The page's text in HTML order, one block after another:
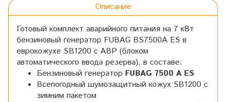
Описание
Готовый комплект аварийного питания на 7 кВт
бензиновый генератор FUBAG BS7500A ES в
еврокожухе SB1200 с АВР (блоком
автоматического ввода резерва), в составе:
Бензиновый генератор FUBAG 7500 A ES
Всепогодный шумозащитный кожух SB1200 с
зимним пакетом